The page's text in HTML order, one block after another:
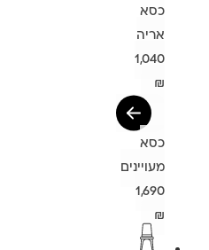
כסא
אריה
1,040
₪
כסא
מעויינים
1,690
₪